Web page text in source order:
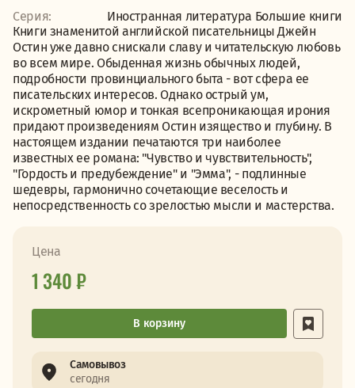
Серия:
Иностранная литература Большие книги
Книги знаменитой английской писательницы Джейн
Остин уже давно снискали славу и читательскую любовь
во всем мире. Обыденная жизнь обычных людей,
подробности провинциального быта - вот сфера ее
писательских интересов. Однако острый ум,
искрометный юмор и тонкая всепроникающая ирония
придают произведениям Остин изящество и глубину. В
настоящем издании печатаются три наиболее
известных ее романа: "Чувство и чувствительность",
"Гордость и предубеждение" и "Эмма", - подлинные
шедевры, гармонично сочетающие веселость и
непосредственность со зрелостью мысли и мастерства.
Цена
1 340 ₽
В корзину
Самовывоз
сегодня